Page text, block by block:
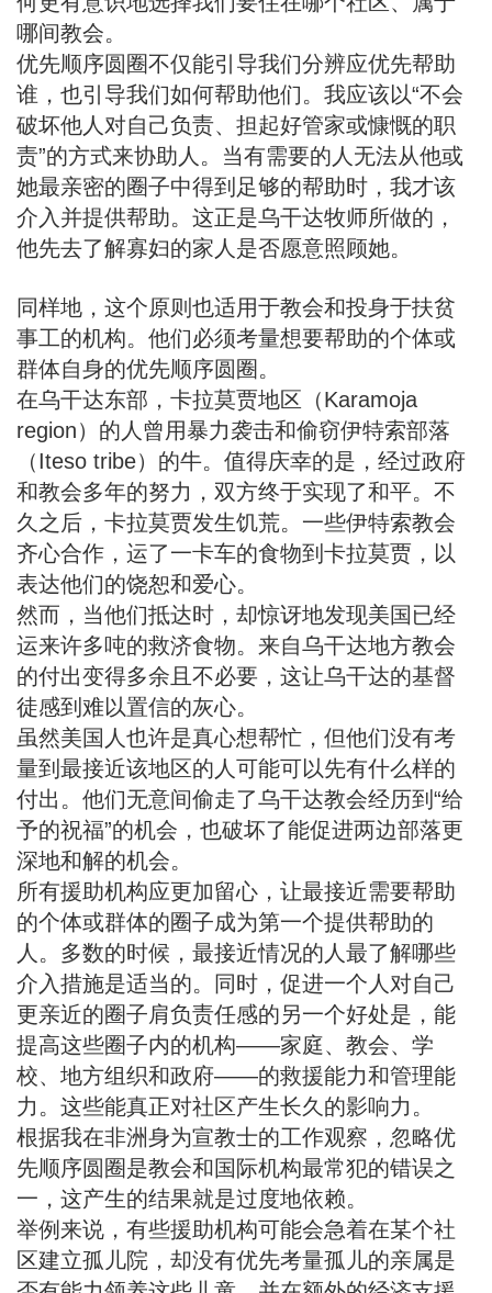
哪间教会。
优先顺序圆圈不仅能引导我们分辨应优先帮助
谁 ，也引导我们如何帮助他们。我应该以“不会
破坏他人对自己负责、担起好管家或慷慨的职
责”的方式来协助人。当有需要的人无法从他或
她最亲密的圈子中得到足够的帮助时，我才该
介入并提供帮助。这正是乌干达牧师所做的，
他先去了解寡妇的家人是否愿意照顾她。
同样地，这个原则也适用于教会和投身于扶贫
事工的机构。他们必须考量想要帮助的个体或
群体自身的优先顺序圆圈。
在乌干达东部，卡拉莫贾地区（Karamoja
region）的人曾用暴力袭击和偷窃伊特索部落
（Iteso tribe）的牛。值得庆幸的是，经过政府
和教会多年的努力，双方终于实现了和平。不
久之后，卡拉莫贾发生饥荒。一些伊特索教会
齐心合作，运了一卡车的食物到卡拉莫贾，以
表达他们的饶恕和爱心。
然而，当他们抵达时，却惊讶地发现美国已经
运来许多吨的救济食物。来自乌干达地方教会
的付出变得多余且不必要，这让乌干达的基督
徒感到难以置信的灰心。
虽然美国人也许是真心想帮忙，但他们没有考
量到最接近该地区的人可能可以先有什么样的
付出。他们无意间偷走了乌干达教会经历到“给
予的祝福”的机会，也破坏了能促进两边部落更
深地和解的机会。
所有援助机构应更加留心，让最接近需要帮助
的个体或群体的圈子成为第一个提供帮助的
人。多数的时候，最接近情况的人最了解哪些
介入措施是适当的。同时，促进一个人对自己
更亲近的圈子肩负责任感的另一个好处是，能
提高这些圈子内的机构——家庭、教会、学
校、地方组织和政府——的救援能力和管理能
力。这些能真正对社区产生长久的影响力。
根据我在非洲身为宣教士的工作观察，忽略优
先顺序圆圈是教会和国际机构最常犯的错误之
一，这产生的结果就是过度地依赖。
举例来说，有些援助机构可能会急着在某个社
区建立孤儿院，却没有优先考量孤儿的亲属是